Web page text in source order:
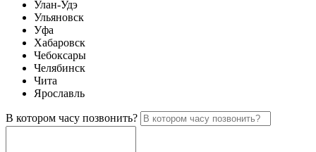
Улан-Удэ
Ульяновск
Уфа
Хабаровск
Чебоксары
Челябинск
Чита
Ярославль
В котором часу позвонить?